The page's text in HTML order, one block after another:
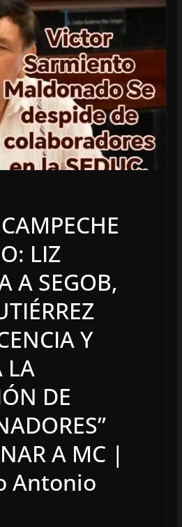
LIZ
A SEGOB,
Y
LA
DE
A MC |
Antonio